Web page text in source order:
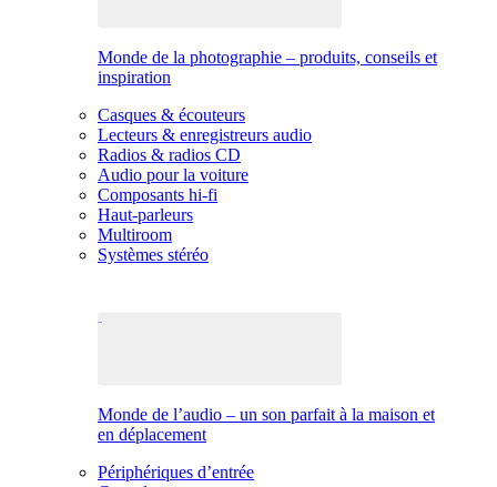
Monde de la photographie – produits, conseils et
inspiration
Casques & écouteurs
Lecteurs & enregistreurs audio
Radios & radios CD
Audio pour la voiture
Composants hi-fi
Haut-parleurs
Multiroom
Systèmes stéréo
Monde de l’audio – un son parfait à la maison et
en déplacement
Périphériques d’entrée